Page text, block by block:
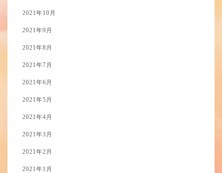
2021年10月
2021年9月
2021年8月
2021年7月
2021年6月
2021年5月
2021年4月
2021年3月
2021年2月
2021年1月